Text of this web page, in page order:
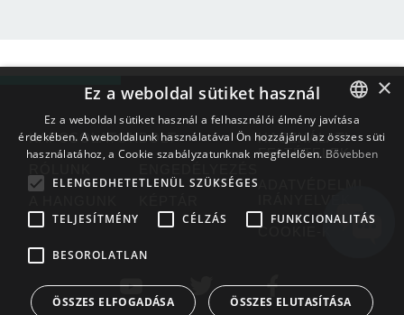
KAPCSOLATOKBOLT
HASZNÁLATI
FELTÉTELEK
COOKIE-K
ENGLISH
DUTCH
×
Ez a weboldal sütiket használ
Ez a weboldal sütiket használ a felhasználói élmény javítása
érdekében. A weboldalunk használatával Ön hozzájárul az összes süti
használatához, a Cookie szabályzatunknak megfelelően. Bővebben
ELENGEDHETETLENÜL SZÜKSÉGES
TELJESÍTMÉNY CÉLZÁS FUNKCIONALITÁS
BESOROLATLAN
ÖSSZES ELFOGADÁSA ÖSSZES ELUTASÍTÁSA